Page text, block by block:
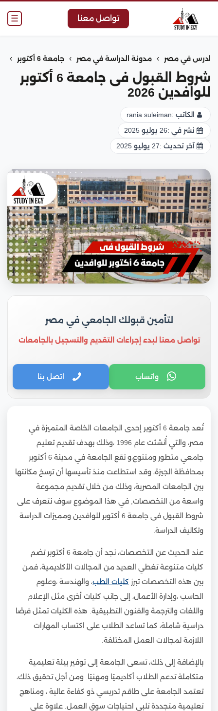
☰ تواصل معنا
ادرس في مصر › مدونة الدراسة في مصر › جامعة 6 أكتوبر ›
شروط القبول فى جامعة 6 أكتوبر
للوافدين 2026
الكاتب :rania suleiman
نشر في :26 يوليو 2025
آخر تحديث :27 يوليو 2025
لتأمين قبولك الجامعي في مصر
تواصل معنا لبدء إجراءات التقديم والتسجيل بالجامعات
واتساب اتصل بنا
تُعد جامعة 6 أكتوبر إحدى الجامعات الخاصة المتميزة في
مصر، والتي أُنشئت عام 1996 ،وذلك بهدف تقديم تعليم
جامعي متطور ومتنوع،و تقع الجامعة في مدينة 6 أكتوبر
بمحافظة الجيزة، وقد استطاعت منذ تأسيسها أن ترسخ مكانتها
بين الجامعات المصرية، وذلك من خلال تقديم مجموعة
واسعة من التخصصات, في هذا الموضوع سوف نتعرف على
شروط القبول فى جامعة 6 أكتوبر للوافدين ومميزات الدراسة
وتكاليف الدراسة.
عند الحديث عن التخصصات، نجد أن جامعة 6 أكتوبر تضم
كليات متنوعة تغطي العديد من المجالات الأكاديمية، فمن
بين هذه التخصصات تبرز كليات الطب، والهندسة ،وعلوم
الحاسب ،وإدارة الأعمال، إلى جانب كليات أخرى مثل الإعلام
واللغات والترجمة والفنون التطبيقية. هذه الكليات تمثل فرصًا
دراسية شاملة، كما تساعد الطلاب على اكتساب المهارات
اللازمة لمجالات العمل المختلفة.
بالإضافة إلى ذلك، تسعى الجامعة إلى توفير بيئة تعليمية
متكاملة تدعم الطلاب أكاديميًا ومهنيًا. ومن أجل تحقيق ذلك،
تعتمد الجامعة على طاقم تدريسي ذو كفاءة عالية ، ومناهج
تعليمية متجددة تلبي احتياجات سوق العمل. علاوة على